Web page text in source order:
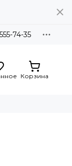
74-35
Корзина